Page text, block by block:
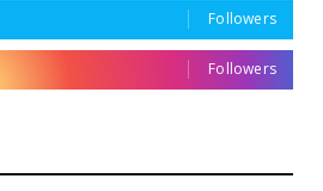
Followers
Followers